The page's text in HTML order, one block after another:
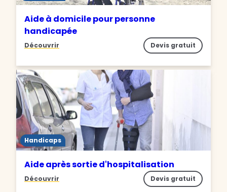
Aide à domicile pour personne
handicapée
Découvrir Devis gratuit
Handicaps
Aide après sortie d'hospitalisation
Découvrir Devis gratuit